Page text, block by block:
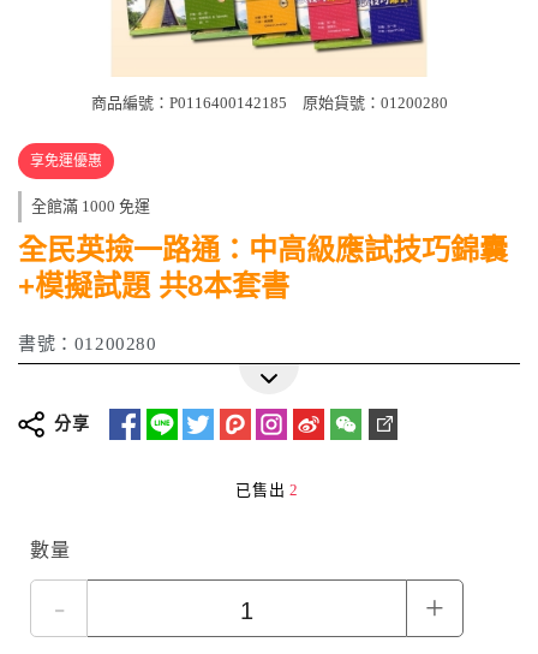
商品編號：P0116400142185 原始貨號：01200280
享免運優惠
全館滿 1000 免運
全民英撿一路通：中高級應試技巧錦囊
+模擬試題 共8本套書
書號：01200280
分享
已售出 2
數量
- +